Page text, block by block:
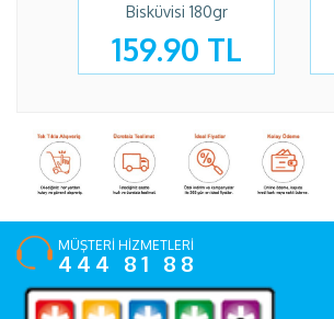
Bisküvisi 180gr
159.90 TL
Muzlu
MÜŞTERİ HİZMETLERİ
444 81 88